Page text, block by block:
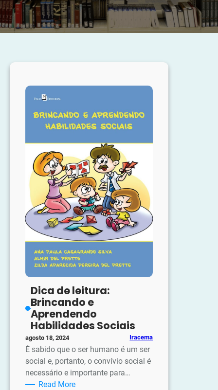
Dica de leitura:
Brincando e
Aprendendo
Habilidades Sociais
agosto 18, 2024 Iracema
É sabido que o ser humano é um ser
social e, portanto, o convívio social é
necessário e importante para…
Read More: